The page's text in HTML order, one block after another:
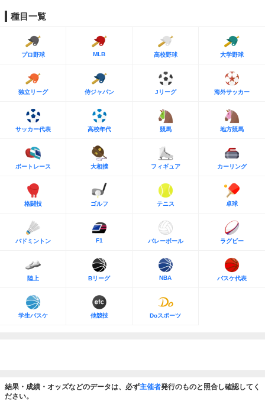
種目一覧
プロ野球 MLB 高校野球 大学野球
独立リーグ 侍ジャパン Jリーグ 海外サッカー
サッカー代表 高校年代 競馬 地方競馬
ボートレース 大相撲 フィギュア カーリング
格闘技 ゴルフ テニス 卓球
バドミントン F1 バレーボール ラグビー
陸上 Bリーグ NBA バスケ代表
学生バスケ 他競技 Doスポーツ
結果・成績・オッズなどのデータは、必ず主催者発行のものと照合し確認してく
ださい。